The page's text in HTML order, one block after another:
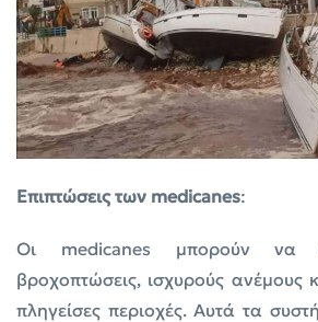
Επιπτώσεις των medicanes:
Oι medicanes μπορούν να
βροχοπτώσεις, ισχυρούς ανέμους
πληγείσες περιοχές. Αυτά τα